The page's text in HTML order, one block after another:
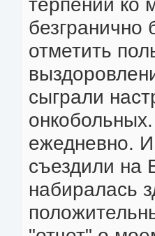
безгранично
отметить
сыграли
ежедневно.
съездили на
набиралась